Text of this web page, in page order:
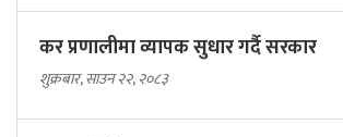
कर प्रणालीमा व्यापक सुधार गर्दै सरकार
शुक्रबार, साउन २२, २०८३